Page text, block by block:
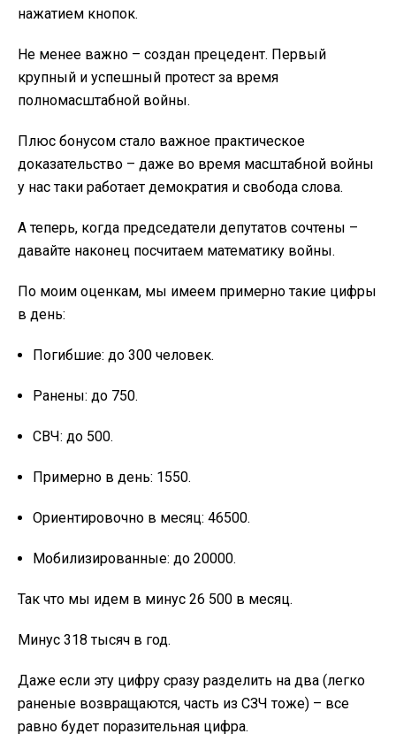
нажатием кнопок.
Не менее важно – создан прецедент. Первый
крупный и успешный протест за время
полномасштабной войны.
Плюс бонусом стало важное практическое
доказательство – даже во время масштабной войны
у нас таки работает демократия и свобода слова.
А теперь, когда председатели депутатов сочтены –
давайте наконец посчитаем математику войны.
По моим оценкам, мы имеем примерно такие цифры
в день:
Погибшие: до 300 человек.
Ранены: до 750.
СВЧ: до 500.
Примерно в день: 1550.
Ориентировочно в месяц: 46500.
Мобилизированные: до 20000.
Так что мы идем в минус 26 500 в месяц.
Минус 318 тысяч в год.
Даже если эту цифру сразу разделить на два (легко
раненые возвращаются, часть из СЗЧ тоже) – все
равно будет поразительная цифра.